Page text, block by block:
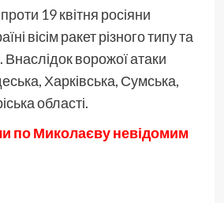
19 квітня росіяни
вісім ракет різного типу та
Внаслідок ворожої атаки
Харківська, Сумська,
області.
по Миколаєву невідомим